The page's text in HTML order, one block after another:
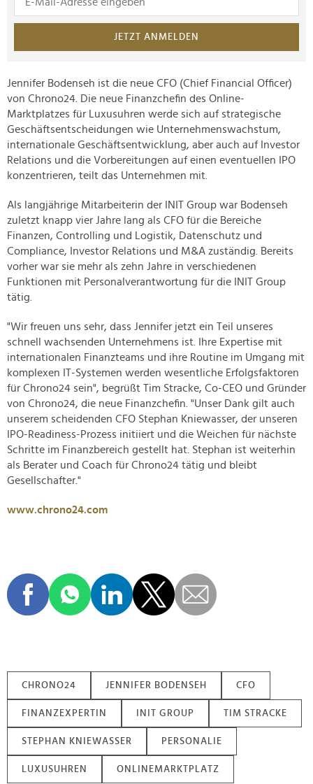
JETZT ANMELDEN
Jennifer Bodenseh ist die neue CFO (Chief Financial Officer)
von Chrono24. Die neue Finanzchefin des Online-
Marktplatzes für Luxusuhren werde sich auf strategische
Geschäftsentscheidungen wie Unternehmenswachstum,
internationale Geschäftsentwicklung, aber auch auf Investor
Relations und die Vorbereitungen auf einen eventuellen IPO
konzentrieren, teilt das Unternehmen mit.
Als langjährige Mitarbeiterin der INIT Group war Bodenseh
zuletzt knapp vier Jahre lang als CFO für die Bereiche
Finanzen, Controlling und Logistik, Datenschutz und
Compliance, Investor Relations und M&A zuständig. Bereits
vorher war sie mehr als zehn Jahre in verschiedenen
Funktionen mit Personalverantwortung für die INIT Group
tätig.
"Wir freuen uns sehr, dass Jennifer jetzt ein Teil unseres
schnell wachsenden Unternehmens ist. Ihre Expertise mit
internationalen Finanzteams und ihre Routine im Umgang mit
komplexen IT-Systemen werden wesentliche Erfolgsfaktoren
für Chrono24 sein", begrüßt Tim Stracke, Co-CEO und Gründer
von Chrono24, die neue Finanzchefin. "Unser Dank gilt auch
unserem scheidenden CFO Stephan Kniewasser, der unseren
IPO-Readiness-Prozess initiiert und die Weichen für nächste
Schritte im Finanzbereich gestellt hat. Stephan ist weiterhin
als Berater und Coach für Chrono24 tätig und bleibt
Gesellschafter."
www.chrono24.com
CHRONO24 JENNIFER BODENSEH CFO
FINANZEXPERTIN INIT GROUP TIM STRACKE
STEPHAN KNIEWASSER PERSONALIE
LUXUSUHREN ONLINEMARKTPLATZ